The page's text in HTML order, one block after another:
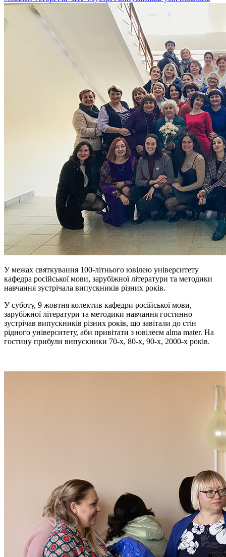
У межах святкування 100-літнього ювілею університету
кафедра російської мови, зарубіжної літератури та методики
навчання зустрічала випускників різних років.
У суботу, 9 жовтня колектив кафедри російської мови,
зарубіжної літератури та методики навчання гостинно
зустрічав випускників різних років, що завітали до стін
рідного університету, аби привітати з ювілеєм alma mater. На
гостину прибули випускники 70-х, 80-х, 90-х, 2000-х років.